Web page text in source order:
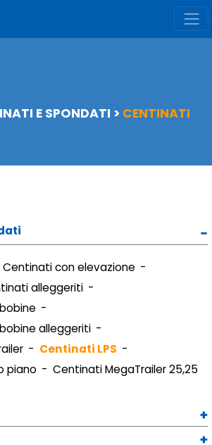
E SPONDATI > CENTINATI
Centinati con elevazione
alleggeriti
alleggeriti
Centinati LPS
piano
Centinati MegaTrailer 25,25